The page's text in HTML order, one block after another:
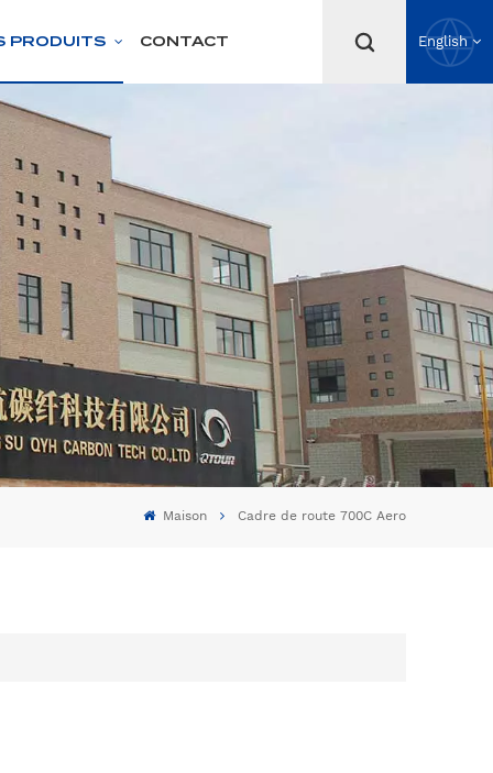
PRODUITS CONTACT English
Maison Cadre de route 700C Aero